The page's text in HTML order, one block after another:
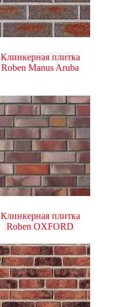
Клинкерная плитка
Roben Manus Aruba
Клинкерная плитка
Roben OXFORD